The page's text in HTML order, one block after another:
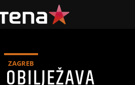
ZAGREB